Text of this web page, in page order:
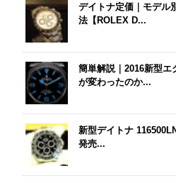
デイトナ定価｜モデル
法【ROLEX D...
簡単解説｜2016新型エ
が変わったのか...
新型デイトナ
発売...